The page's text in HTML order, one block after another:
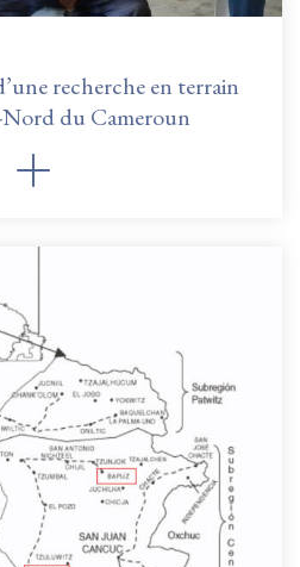
recherche en terrain
Nord du Cameroun